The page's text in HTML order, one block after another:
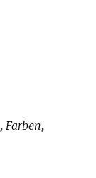
, Farben,